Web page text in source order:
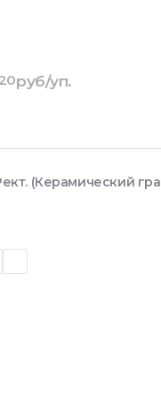
руб/уп.
(Керамический